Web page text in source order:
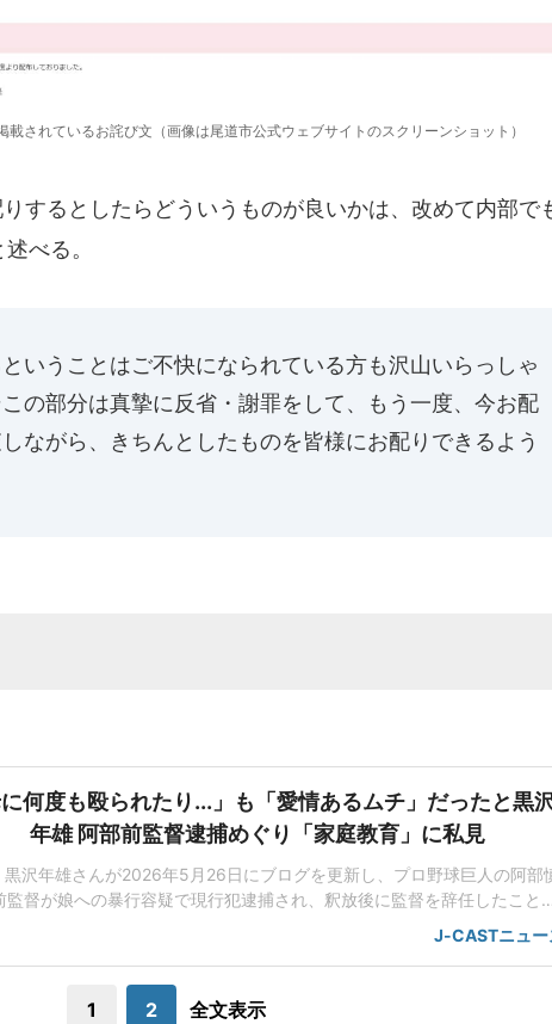
載されているお詫び文（画像は尾道市公式ウェブサイトのスクリーンショット）
するとしたらどういうものが良いかは、改めて内部で
べる。
ということはご不快になられている方も沢山いらっしゃ
の部分は真摯に反省・謝罪をして、もう一度、今お配
ながら、きちんとしたものを皆様にお配りできるよう
に何度も殴られたり...」も「愛情あるムチ」だったと黒沢
年雄 阿部前監督逮捕めぐり「家庭教育」に私見
黒沢年雄さんが2026年5月26日にブログを更新し、プロ野球巨人の阿部
監督が娘への暴行容疑で現行犯逮捕され、釈放後に監督を辞任したことを
自身の見解を記した。自身の経験についても振り返っており、「愛情ある
だったとつづった。「外部がとやかく言う問題ではない」複数報道による
けた児童相談所が警察に通報した。
J-CASTニュー
1 2 全文表示